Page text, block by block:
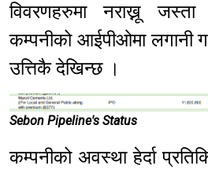
विवरणहरुमा नराख्नू
कम्पनीको आईपीओमा लगानी
उत्तिकै देखिन्छ ।
Sebon Pipeline's Status
कम्पनीको अवस्था हेर्दा